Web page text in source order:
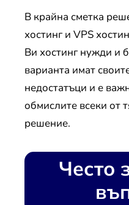
В крайна сметка
хостинг и VPS
Ви хостинг нужди и
варианта имат
недостатъци и е
обмислите всеки от
решение.
Често